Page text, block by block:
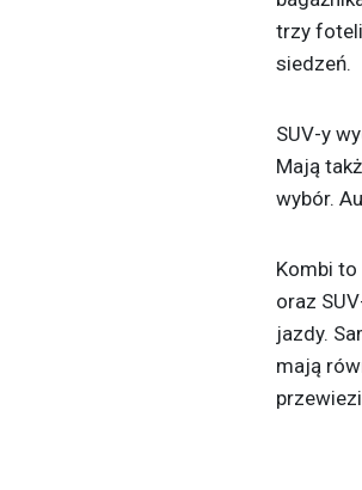
trzy
siedzeń.
SUV-y
Mają
wybór.
Kombi
oraz
jazdy.
mają